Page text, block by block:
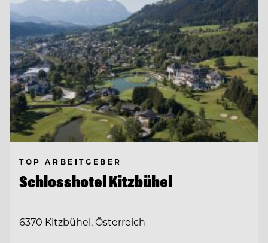
TOP ARBEITGEBER
Schlosshotel Kitzbühel
6370 Kitzbühel, Österreich